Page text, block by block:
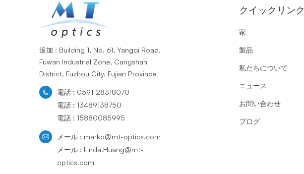
追加 : Building 1, No. 61, Yangqi Road,
Fuwan Industrial Zone, Cangshan
District, Fuzhou City, Fujian Province
電話 : 0591-28318070
電話 : 13489138750
電話 : 15880085995
メール : marko@mt-optics.com
メール : Linda.Huang@mt-
optics.com
クイックリンク
家
製品
私たちについて
ニュース
お問い合わせ
ブログ